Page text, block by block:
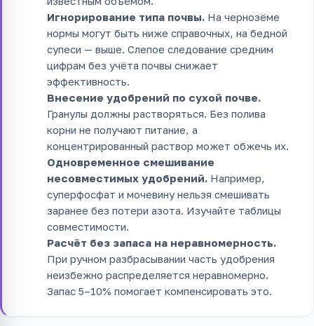
Игнорирование типа почвы. На чернозёме
нормы могут быть ниже справочных, на бедной
супеси — выше. Слепое следование средним
цифрам без учёта почвы снижает
эффективность.
Внесение удобрений по сухой почве.
Гранулы должны растворяться. Без полива
корни не получают питание, а
концентрированный раствор может обжечь их.
Одновременное смешивание
несовместимых удобрений. Например,
суперфосфат и мочевину нельзя смешивать
заранее без потери азота. Изучайте таблицы
совместимости.
Расчёт без запаса на неравномерность.
При ручном разбрасывании часть удобрения
неизбежно распределяется неравномерно.
Запас 5–10% помогает компенсировать это.